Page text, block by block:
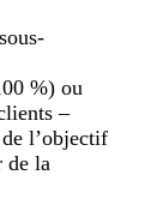
%) ou
–
l’objectif
de la